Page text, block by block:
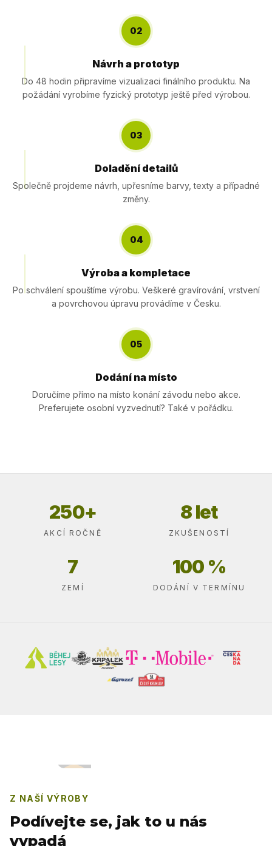
02
Návrh a prototyp
Do 48 hodin připravíme vizualizaci finálního produktu. Na
požádání vyrobíme fyzický prototyp ještě před výrobou.
03
Doladění detailů
Společně projdeme návrh, upřesníme barvy, texty a případné
změny.
04
Výroba a kompletace
Po schválení spouštíme výrobu. Veškeré gravírování, vrstvení
a povrchovou úpravu provádíme v Česku.
05
Dodání na místo
Doručíme přímo na místo konání závodu nebo akce.
Preferujete osobní vyzvednutí? Také v pořádku.
250+
AKCÍ ROČNĚ
8 let
ZKUŠENOSTÍ
7
ZEMÍ
100 %
DODÁNÍ V TERMÍNU
Z NAŠÍ VÝROBY
Podívejte se, jak to u nás
vypadá